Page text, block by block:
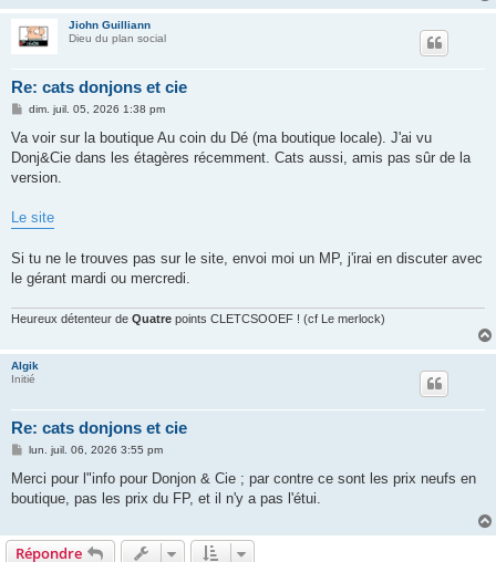
Jiohn Guilliann
Dieu du plan social
Re: cats donjons et cie
M
s
a
g
dim. juil. 05, 2026 1:38 pm
Va voir sur la boutique Au coin du Dé (ma boutique locale). J'ai vu
Donj&Cie dans les étagères récemment. Cats aussi, amis pas sûr de la
version.
Le site
Si tu ne le trouves pas sur le site, envoi moi un MP, j'irai en discuter avec
le gérant mardi ou mercredi.
Heureux détenteur de Quatre points CLETCSOOEF ! (cf Le merlock)
Algik
Initié
Re: cats donjons et cie
M
s
a
lun. juil. 06, 2026 3:55 pm
Merci pour l"info pour Donjon & Cie ; par contre ce sont les prix neufs en
boutique, pas les prix du FP, et il n'y a pas l'étui.
Répondre